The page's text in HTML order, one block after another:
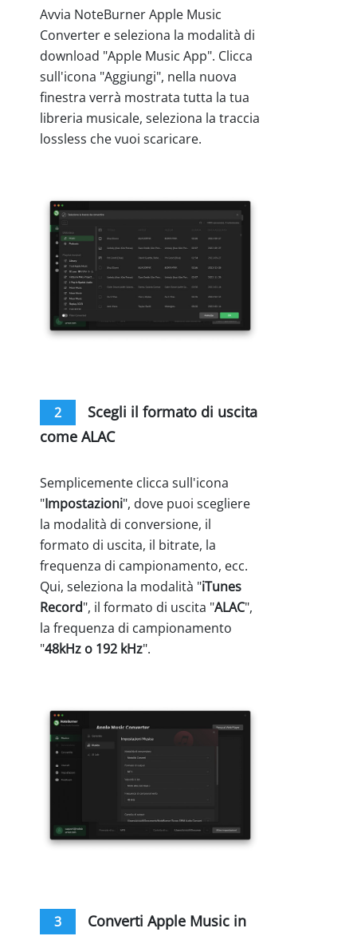
Avvia NoteBurner Apple Music
Converter e seleziona la modalità di
download "Apple Music App". Clicca
sull'icona "Aggiungi", nella nuova
finestra verrà mostrata tutta la tua
libreria musicale, seleziona la traccia
lossless che vuoi scaricare.
2
Scegli il formato di uscita
come ALAC
Semplicemente clicca sull'icona
"Impostazioni", dove puoi scegliere
la modalità di conversione, il
formato di uscita, il bitrate, la
frequenza di campionamento, ecc.
Qui, seleziona la modalità "iTunes
Record", il formato di uscita "ALAC",
la frequenza di campionamento
"48kHz o 192 kHz".
3
Converti Apple Music in